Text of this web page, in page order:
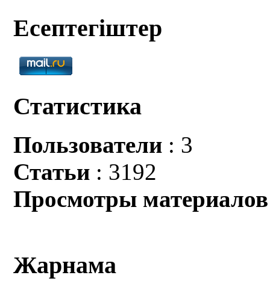
Есептегіштер
Статистика
Пользователи : 3
Статьи : 3192
Просмотры материалов
Жарнама